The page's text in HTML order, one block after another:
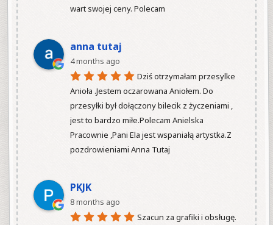
wart swojej ceny. Polecam
anna tutaj
4 months ago
Dziś otrzymałam przesylke
Anioła .Jestem oczarowana Aniołem. Do
przesyłki był dołączony bilecik z życzeniami ,
jest to bardzo miłe.Polecam Anielska
Pracownie ,Pani Ela jest wspaniałą artystka.Z
pozdrowieniami Anna Tutaj
PKJK
8 months ago
Szacun za grafiki i obsługę.